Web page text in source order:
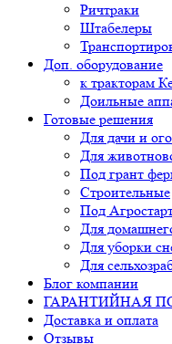
Ричтраки
Штабелеры
Доп. оборудование
к тракторам
Доильные
Готовые решения
Для дачи и
Для
Под грант
Строительные
Под
Для
Для уборки
Для
Блог компании
ГАРАНТИЙНАЯ
Доставка и оплата
Отзывы